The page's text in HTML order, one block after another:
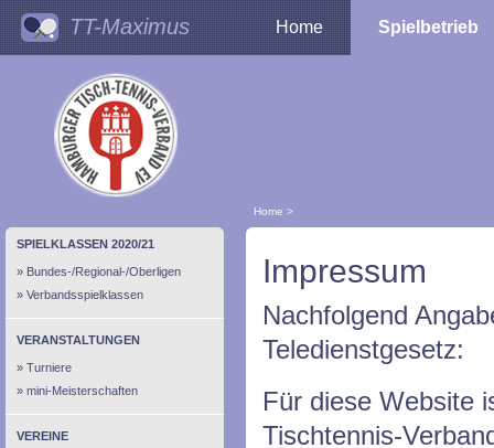
TT-Maximus Home Spielbetrieb
Home >
SPIELKLASSEN 2020/21
Bundes-/Regional-/Oberligen
Verbandsspielklassen
VERANSTALTUNGEN
Turniere
mini-Meisterschaften
VEREINE
Impressum
Nachfolgend
Teledienstgesetz:
Für diese Website
Tischtennis-